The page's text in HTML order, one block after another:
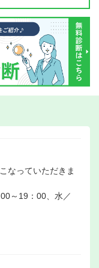
なっていただきま
～19：00、水／